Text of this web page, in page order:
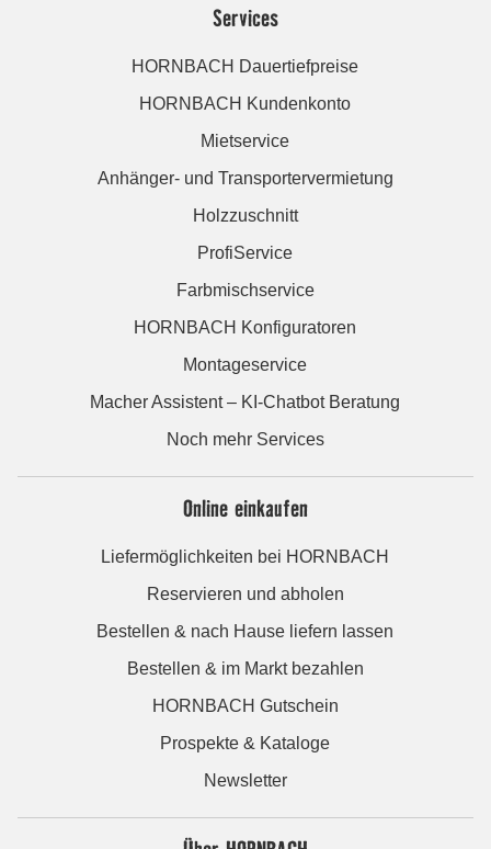
Services
HORNBACH Dauertiefpreise
HORNBACH Kundenkonto
Mietservice
Anhänger- und Transportervermietung
Holzzuschnitt
ProfiService
Farbmischservice
HORNBACH Konfiguratoren
Montageservice
Macher Assistent – KI-Chatbot Beratung
Noch mehr Services
Online einkaufen
Liefermöglichkeiten bei HORNBACH
Reservieren und abholen
Bestellen & nach Hause liefern lassen
Bestellen & im Markt bezahlen
HORNBACH Gutschein
Prospekte & Kataloge
Newsletter